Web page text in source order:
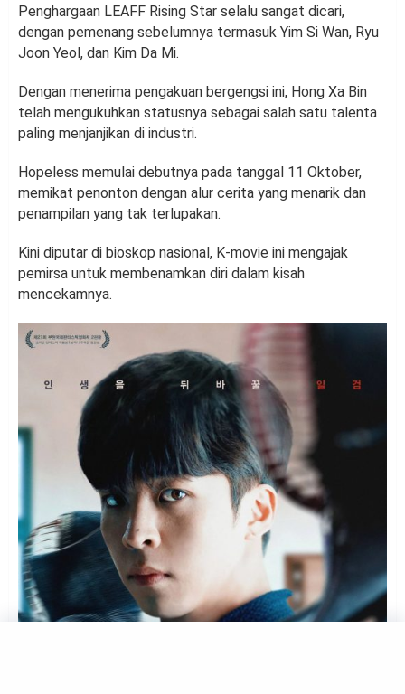
Penghargaan LEAFF Rising Star selalu sangat dicari,
dengan pemenang sebelumnya termasuk Yim Si Wan, Ryu
Joon Yeol, dan Kim Da Mi.
Dengan menerima pengakuan bergengsi ini, Hong Xa Bin
telah mengukuhkan statusnya sebagai salah satu talenta
paling menjanjikan di industri.
Hopeless memulai debutnya pada tanggal 11 Oktober,
memikat penonton dengan alur cerita yang menarik dan
penampilan yang tak terlupakan.
Kini diputar di bioskop nasional, K-movie ini mengajak
pemirsa untuk membenamkan diri dalam kisah
mencekamnya.